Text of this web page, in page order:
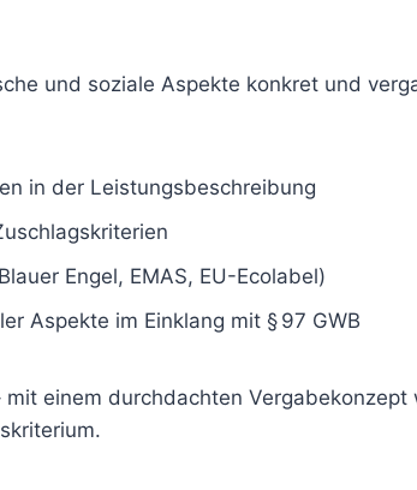
und soziale Aspekte konkret und
in der Leistungsbeschreibung
Engel, EMAS, EU-Ecolabel)
Aspekte im Einklang mit § 97 GWB
einem durchdachten